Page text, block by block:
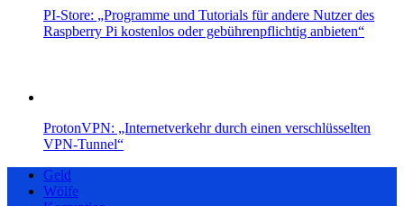
PI-Store: „Programme und Tutorials für andere Nutzer des
Raspberry Pi kostenlos oder gebührenpflichtig anbieten“
ProtonVPN: „Internetverkehr durch einen verschlüsselten
VPN-Tunnel“
Geld
Wölfe